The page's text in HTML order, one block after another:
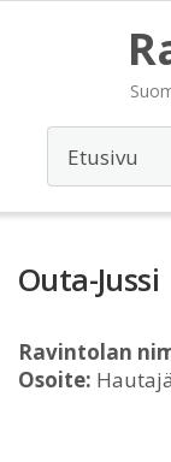
Outa-Jussi
Ravintolan
Osoite: